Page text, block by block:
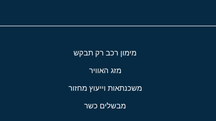
מימון רכב רק תבקש
מזג האוויר
משכנתאות וייעוץ מחזור
מבשלים כשר